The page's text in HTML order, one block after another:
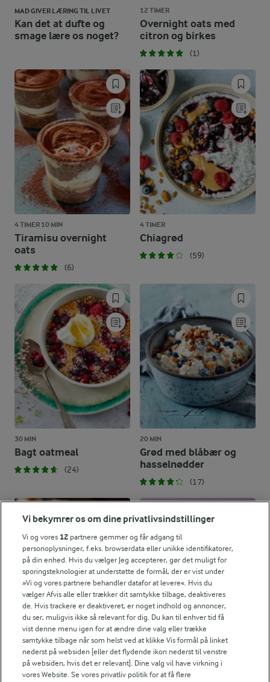
MAD GIVER LÆRING TIL LIVET
Kan det at dufte og
smage lære os noget?
12 TIMER
Overnight oats med
citron og birkes
(1)
4 TIMER 10 MIN
Tiramisu overnight
oats
(6)
4 TIMER
Chiagrød
(59)
30 MIN
Bagt oatmeal
(24)
20 MIN
Grød med blåbær og
hasselnødder
(17)
4 TIMER 30 MIN
Chia-oats med bær
5 TIMER
Overnight oats - tre
varianter
Vi bekymrer os om dine privatlivsindstillinger
Vi og vores 12 partnere gemmer og får adgang til
personoplysninger, f.eks. browserdata eller unikke identifikatorer,
på din enhed. Hvis du vælger Jeg accepterer, gør det muligt for
sporingsteknologier at understøtte de formål, der er vist under
»Vi og vores partnere behandler datafor at levere«. Hvis du
vælger Afvis alle eller trækker dit samtykke tilbage, deaktiveres
de. Hvis trackere er deaktiveret, er noget indhold og annoncer,
du ser, muligvis ikke så relevant for dig. Du kan til enhver tid få
vist denne menu igen for at ændre dine valg eller trække
samtykke tilbage når som helst ved at klikke Vis formål på linket
nederst på websiden [eller det flydende ikon nederst til venstre
på websiden, hvis det er relevant]. Dine valg vil have virkning i
vores Website. Se vores privatliv politik for at få flere